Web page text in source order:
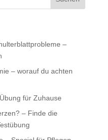
–
– worauf du achten
für Zuhause
– Finde die